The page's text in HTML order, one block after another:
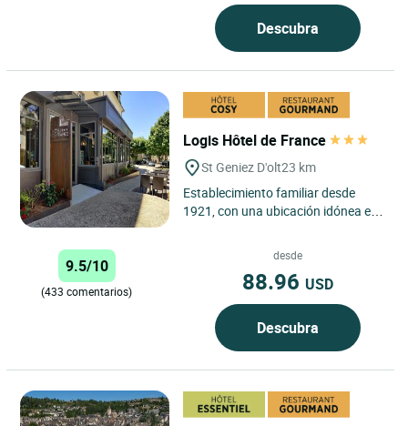
Descubra
Logis Hôtel de France
St Geniez D'olt23 km
Establecimiento familiar desde
1921, con una ubicación idónea en
9.5/10
(433 comentarios)
desde
88.96 USD
Descubra